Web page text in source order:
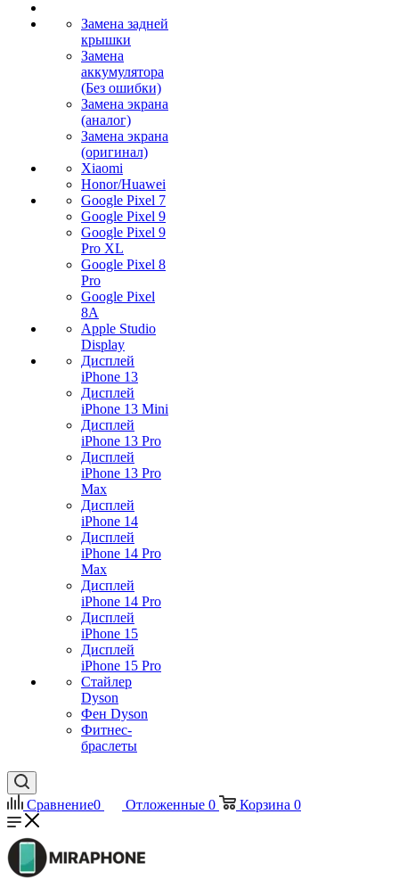
Замена задней
крышки
Замена
аккумулятора
(Без ошибки)
Замена экрана
(аналог)
Замена экрана
(оригинал)
Xiaomi
Honor/Huawei
Google Pixel 7
Google Pixel 9
Google Pixel 9
Pro XL
Google Pixel 8
Pro
Google Pixel
8A
Apple Studio
Display
Дисплей
iPhone 13
Дисплей
iPhone 13 Mini
Дисплей
iPhone 13 Pro
Дисплей
iPhone 13 Pro
Max
Дисплей
iPhone 14
Дисплей
iPhone 14 Pro
Max
Дисплей
iPhone 14 Pro
Дисплей
iPhone 15
Дисплей
iPhone 15 Pro
Стайлер
Dyson
Фен Dyson
Фитнес-
браслеты
Сравнение0 Отложенные 0 Корзина 0